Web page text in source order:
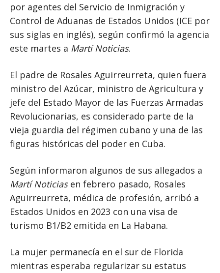
por agentes del Servicio de Inmigración y
Control de Aduanas de Estados Unidos (ICE por
sus siglas en inglés), según confirmó la agencia
este martes a Martí Noticias.
El padre de Rosales Aguirreurreta, quien fuera
ministro del Azúcar, ministro de Agricultura y
jefe del Estado Mayor de las Fuerzas Armadas
Revolucionarias, es considerado parte de la
vieja guardia del régimen cubano y una de las
figuras históricas del poder en Cuba.
Según informaron algunos de sus allegados a
Martí Noticiasen febrero pasado, Rosales
Aguirreurreta, médica de profesión, arribó a
Estados Unidos en 2023 con una visa de
turismo B1/B2 emitida en La Habana.
La mujer permanecía en el sur de Florida
mientras esperaba regularizar su estatus